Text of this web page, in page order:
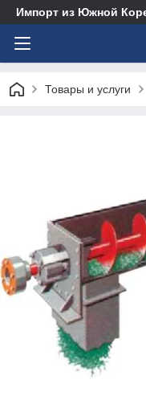
Импорт из Южной
Товары и услуги